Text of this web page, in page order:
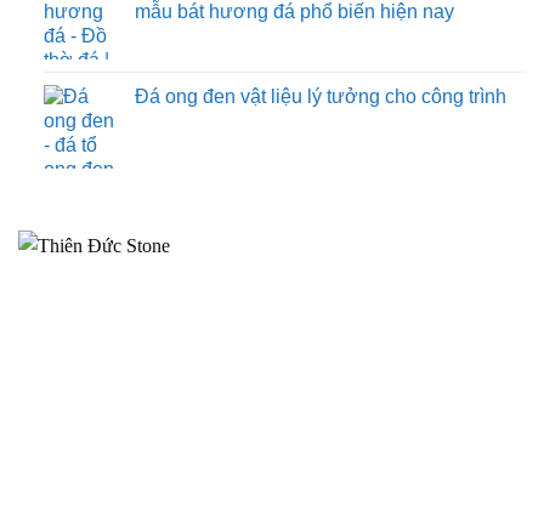
mẫu bát hương đá phổ biến hiện nay
Đá ong đen vật liệu lý tưởng cho công trình